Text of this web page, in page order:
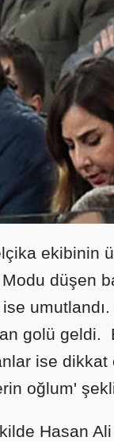
ekibinin
Modu düşen
golü geldi.
anlar ise
oğlum'
Hasan